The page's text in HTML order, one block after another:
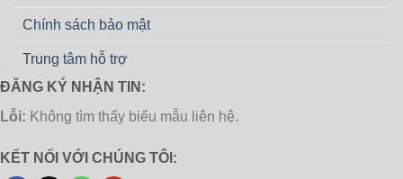
Chính sách bảo mật
Trung tâm hỗ trợ
ĐĂNG KÝ NHẬN TIN:
Lỗi: Không tìm thấy biểu mẫu liên hệ.
KẾT NỐI VỚI CHÚNG TÔI: